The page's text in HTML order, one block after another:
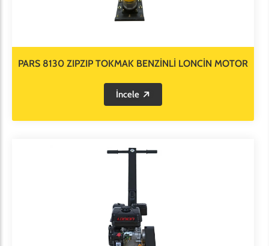
PARS 8130 ZIPZIP TOKMAK BENZİNLİ LONCİN MOTOR
İncele